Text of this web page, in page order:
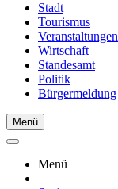
Stadt
Tourismus
Veranstaltungen
Wirtschaft
Standesamt
Politik
Bürgermeldung
Menü
Menü